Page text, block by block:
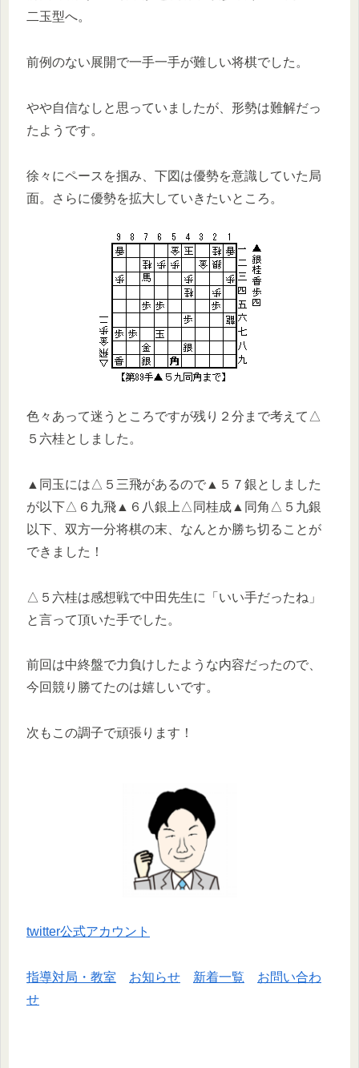
二玉型へ。
前例のない展開で一手一手が難しい将棋でした。
やや自信なしと思っていましたが、形勢は難解だっ
たようです。
徐々にペースを掴み、下図は優勢を意識していた局
面。さらに優勢を拡大していきたいところ。
色々あって迷うところですが残り２分まで考えて△
５六桂としました。
▲同玉には△５三飛があるので▲５７銀としました
が以下△６九飛▲６八銀上△同桂成▲同角△５九銀
以下、双方一分将棋の末、なんとか勝ち切ることが
できました！
△５六桂は感想戦で中田先生に「いい手だったね」
と言って頂いた手でした。
前回は中終盤で力負けしたような内容だったので、
今回競り勝てたのは嬉しいです。
次もこの調子で頑張ります！
twitter公式アカウント
指導対局・教室 お知らせ 新着一覧
お問い合わ
せ